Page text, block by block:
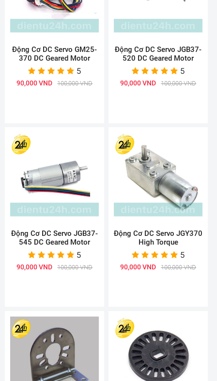
Động Cơ DC Servo GM25-
370 DC Geared Motor
5
90,000 VND 100,000 VND
Động Cơ DC Servo JGB37-
520 DC Geared Motor
5
90,000 VND 100,000 VND
Động Cơ DC Servo JGB37-
545 DC Geared Motor
5
90,000 VND 100,000 VND
Động Cơ DC Servo JGY370
High Torque
5
90,000 VND 100,000 VND